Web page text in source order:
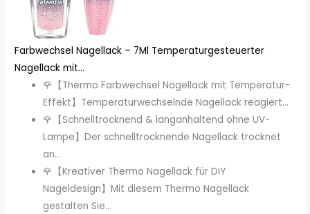
Farbwechsel Nagellack – 7Ml Temperaturgesteuerter
Nagellack mit...
🌹【Thermo Farbwechsel Nagellack mit Temperatur-
Effekt】Temperaturwechselnde Nagellack reagiert...
🌹【Schnelltrocknend & langanhaltend ohne UV-
Lampe】Der schnelltrocknende Nagellack trocknet
an...
🌹【Kreativer Thermo Nagellack für DIY
Nageldesign】Mit diesem Thermo Nagellack
gestalten Sie...